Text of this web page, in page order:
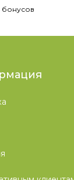
бонусов